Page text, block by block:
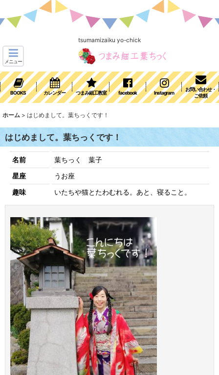
tsumamizaiku yo-chick
メニュー
BOOKS カレンダー つまみ細工教室 facebook Instagram
お問い合わせ・
ご依頼
ホーム > はじめまして。葉ちっくです！
はじめまして。葉ちっくです！
名前
葉ちっく 葉子
星座
うお座
趣味
いたちや猫とたわむれる。あと、寝ること。